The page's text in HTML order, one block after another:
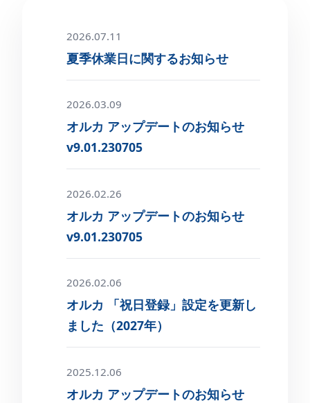
2026.07.11
夏季休業日に関するお知らせ
2026.03.09
オルカ アップデートのお知らせ
v9.01.230705
2026.02.26
オルカ アップデートのお知らせ
v9.01.230705
2026.02.06
オルカ 「祝日登録」設定を更新し
ました（2027年）
2025.12.06
オルカ アップデートのお知らせ